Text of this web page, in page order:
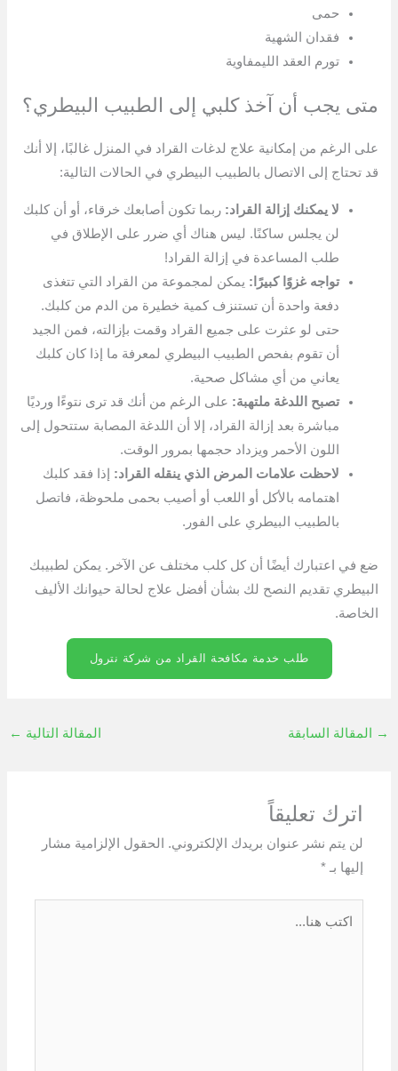
حمى
فقدان الشهية
تورم العقد الليمفاوية
متى يجب أن آخذ كلبي إلى الطبيب البيطري؟
على الرغم من إمكانية علاج لدغات القراد في المنزل غالبًا، إلا أنك
قد تحتاج إلى الاتصال بالطبيب البيطري في الحالات التالية:
لا يمكنك إزالة القراد: ربما تكون أصابعك خرقاء، أو أن كلبك
لن يجلس ساكنًا. ليس هناك أي ضرر على الإطلاق في
طلب المساعدة في إزالة القراد!
تواجه غزوًا كبيرًا: يمكن لمجموعة من القراد التي تتغذى
دفعة واحدة أن تستنزف كمية خطيرة من الدم من كلبك.
حتى لو عثرت على جميع القراد وقمت بإزالته، فمن الجيد
أن تقوم بفحص الطبيب البيطري لمعرفة ما إذا كان كلبك
يعاني من أي مشاكل صحية.
تصبح اللدغة ملتهبة: على الرغم من أنك قد ترى نتوءًا ورديًا
مباشرة بعد إزالة القراد، إلا أن اللدغة المصابة ستتحول إلى
اللون الأحمر ويزداد حجمها بمرور الوقت.
لاحظت علامات المرض الذي ينقله القراد: إذا فقد كلبك
اهتمامه بالأكل أو اللعب أو أصيب بحمى ملحوظة، فاتصل
بالطبيب البيطري على الفور.
ضع في اعتبارك أيضًا أن كل كلب مختلف عن الآخر. يمكن لطبيبك
البيطري تقديم النصح لك بشأن أفضل علاج لحالة حيوانك الأليف
الخاصة.
طلب خدمة مكافحة القراد من شركة نترول
→ المقالة السابقة المقالة التالية ←
اترك تعليقاً
لن يتم نشر عنوان بريدك الإلكتروني.
الحقول الإلزامية مشار
إليها بـ*